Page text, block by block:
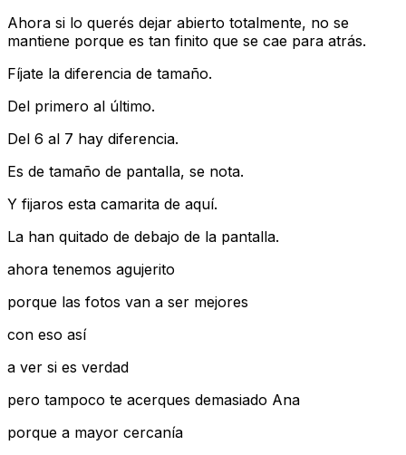
Ahora si lo querés dejar abierto totalmente, no se
mantiene porque es tan finito que se cae para atrás.
Fíjate la diferencia de tamaño.
Del primero al último.
Del 6 al 7 hay diferencia.
Es de tamaño de pantalla, se nota.
Y fijaros esta camarita de aquí.
La han quitado de debajo de la pantalla.
ahora tenemos agujerito
porque las fotos van a ser mejores
con eso así
a ver si es verdad
pero tampoco te acerques demasiado Ana
porque a mayor cercanía